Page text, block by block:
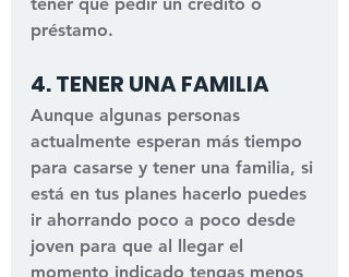
préstamo.
4. TENER UNA FAMILIA
Aunque algunas personas
actualmente esperan más tiempo
para casarse y tener una familia, si
está en tus planes hacerlo puedes
ir ahorrando poco a poco desde
joven para que al llegar el
momento indicado tengas menos